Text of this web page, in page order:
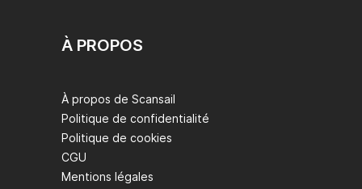
À PROPOS
À propos de Scansail
Politique de confidentialité
Politique de cookies
CGU
Mentions légales